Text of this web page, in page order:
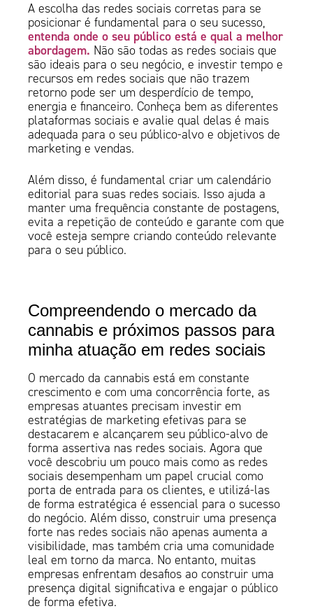
A escolha das redes sociais corretas para se
posicionar é fundamental para o seu sucesso,
entenda onde o seu público está e qual a melhor
abordagem. Não são todas as redes sociais que
são ideais para o seu negócio, e investir tempo e
recursos em redes sociais que não trazem
retorno pode ser um desperdício de tempo,
energia e financeiro. Conheça bem as diferentes
plataformas sociais e avalie qual delas é mais
adequada para o seu público-alvo e objetivos de
marketing e vendas.
Além disso, é fundamental criar um calendário
editorial para suas redes sociais. Isso ajuda a
manter uma frequência constante de postagens,
evita a repetição de conteúdo e garante com que
você esteja sempre criando conteúdo relevante
para o seu público.
Compreendendo o mercado da
cannabis e próximos passos para
minha atuação em redes sociais
O mercado da cannabis está em constante
crescimento e com uma concorrência forte, as
empresas atuantes precisam investir em
estratégias de marketing efetivas para se
destacarem e alcançarem seu público-alvo de
forma assertiva nas redes sociais. Agora que
você descobriu um pouco mais como as redes
sociais desempenham um papel crucial como
porta de entrada para os clientes, e utilizá-las
de forma estratégica é essencial para o sucesso
do negócio. Além disso, construir uma presença
forte nas redes sociais não apenas aumenta a
visibilidade, mas também cria uma comunidade
leal em torno da marca. No entanto, muitas
empresas enfrentam desafios ao construir uma
presença digital significativa e engajar o público
de forma efetiva.